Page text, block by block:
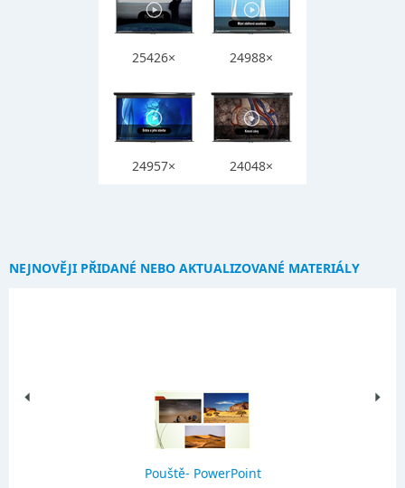
25426× 24988×
24957× 24048×
NEJNOVĚJI PŘIDANÉ NEBO AKTUALIZOVANÉ MATERIÁLY
Pouště- PowerPoint